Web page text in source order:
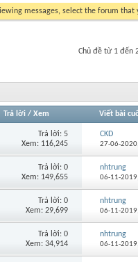
messages, select the forum
Chủ đề từ 1 đến
Trả lời/ Xem Viết bài
Trả lời: 5
Xem: 116,245
CKD
27-06-
Trả lời: 0
Xem: 149,655
nhtrung
06-11-2019,
Trả lời: 0
Xem: 29,699
nhtrung
06-11-2019,
Trả lời: 0
Xem: 34,914
nhtrung
06-11-2019,